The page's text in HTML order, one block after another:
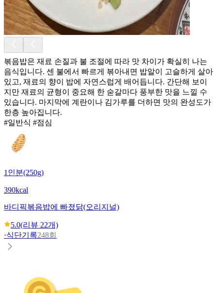
볶음밥은 재료 손질과 불 조절에 따라 맛 차이가 확실히 나는
음식입니다. 센 불에서 빠르게 볶아내면 밥알이 고슬하게 살아
있고, 재료의 향이 밥에 자연스럽게 배어듭니다. 간단해 보이
지만 재료의 균형이 중요해 한 숟갈마다 풍부한 맛을 느낄 수
있습니다. 마지막에 계란이나 김가루를 더하면 맛의 완성도가
한층 높아집니다.
#일반식 #점심
1인분(250g)
390kcal
바디픽볶음밥에 빠졌닭(오리지널)
5.0(리뷰 22개)
·식단기록248회